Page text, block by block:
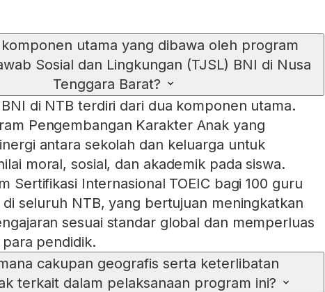
utama yang dibawa oleh program
Sosial dan Lingkungan (TJSL) BNI di Nusa
Tenggara Barat?
di NTB terdiri dari dua komponen utama.
Pengembangan Karakter Anak yang
antara sekolah dan keluarga untuk
moral, sosial, dan akademik pada siswa.
Sertifikasi Internasional TOEIC bagi 100 guru
di seluruh NTB, yang bertujuan meningkatkan
sesuai standar global dan memperluas
pendidik.
cakupan geografis serta keterlibatan
terkait dalam pelaksanaan program ini?